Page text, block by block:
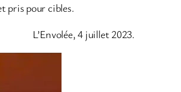
pris pour cibles.
L’Envolée, 4 juillet 2023.